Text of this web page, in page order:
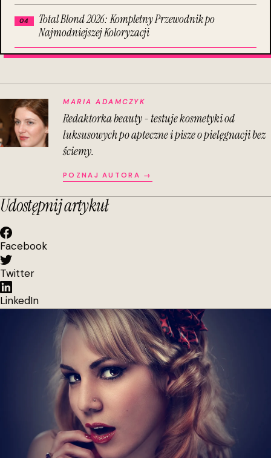
Total Blond 2026: Kompletny Przewodnik po
Najmodniejszej Koloryzacji
MARIA ADAMCZYK
Redaktorka beauty - testuje kosmetyki od
luksusowych po apteczne i pisze o pielęgnacji bez
ściemy.
POZNAJ AUTORA →
Udostępnij artykuł
Facebook
Twitter
LinkedIn